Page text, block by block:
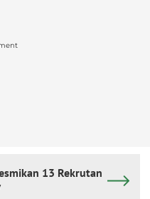
13 Rekrutan